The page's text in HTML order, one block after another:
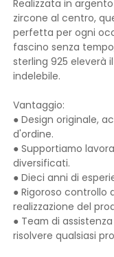
Realizzata in
zircone al centro,
perfetta per ogni
fascino senza
sterling 925 eleverà
indelebile.
Vantaggio:
● Design originale,
d'ordine.
● Supportiamo
diversificati.
● Dieci anni di
● Rigoroso controllo
realizzazione del
● Team di
risolvere qualsiasi